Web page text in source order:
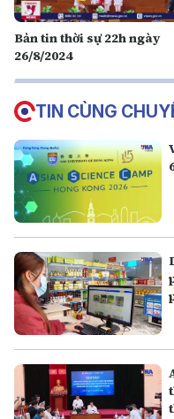
Bản tin thời sự 22h ngày
26/8/2024
TIN CÙNG